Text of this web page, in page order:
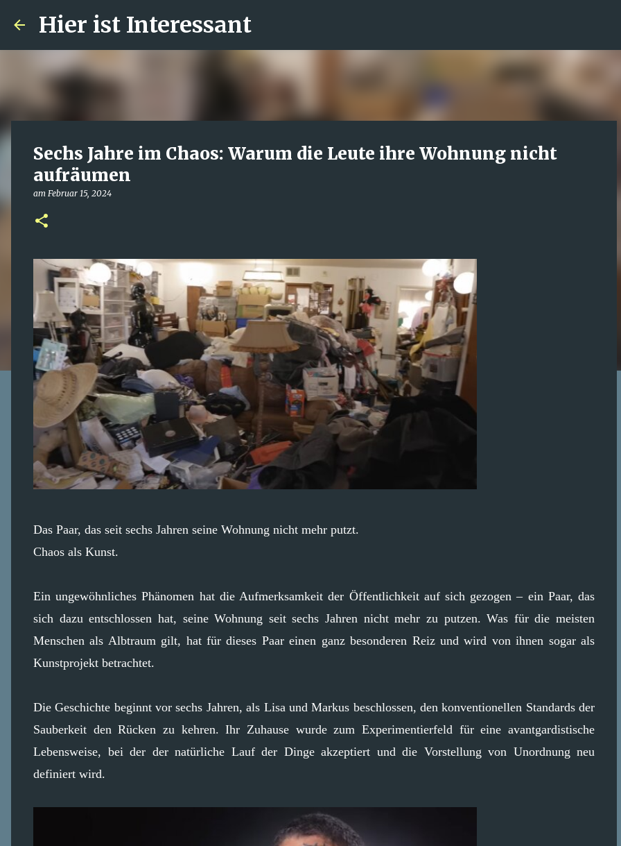
Hier ist Interessant
Sechs Jahre im Chaos: Warum die Leute ihre Wohnung nicht
aufräumen
am Februar 15, 2024
Das Paar, das seit sechs Jahren seine Wohnung nicht mehr putzt.
Chaos als Kunst.
Ein ungewöhnliches Phänomen hat die Aufmerksamkeit der Öffentlichkeit auf sich gezogen – ein Paar, das
sich dazu entschlossen hat, seine Wohnung seit sechs Jahren nicht mehr zu putzen. Was für die meisten
Menschen als Albtraum gilt, hat für dieses Paar einen ganz besonderen Reiz und wird von ihnen sogar als
Kunstprojekt betrachtet.
Die Geschichte beginnt vor sechs Jahren, als Lisa und Markus beschlossen, den konventionellen Standards der
Sauberkeit den Rücken zu kehren. Ihr Zuhause wurde zum Experimentierfeld für eine avantgardistische
Lebensweise, bei der der natürliche Lauf der Dinge akzeptiert und die Vorstellung von Unordnung neu
definiert wird.